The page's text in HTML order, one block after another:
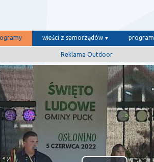
wieści z samorządów
Reklama Outdoor